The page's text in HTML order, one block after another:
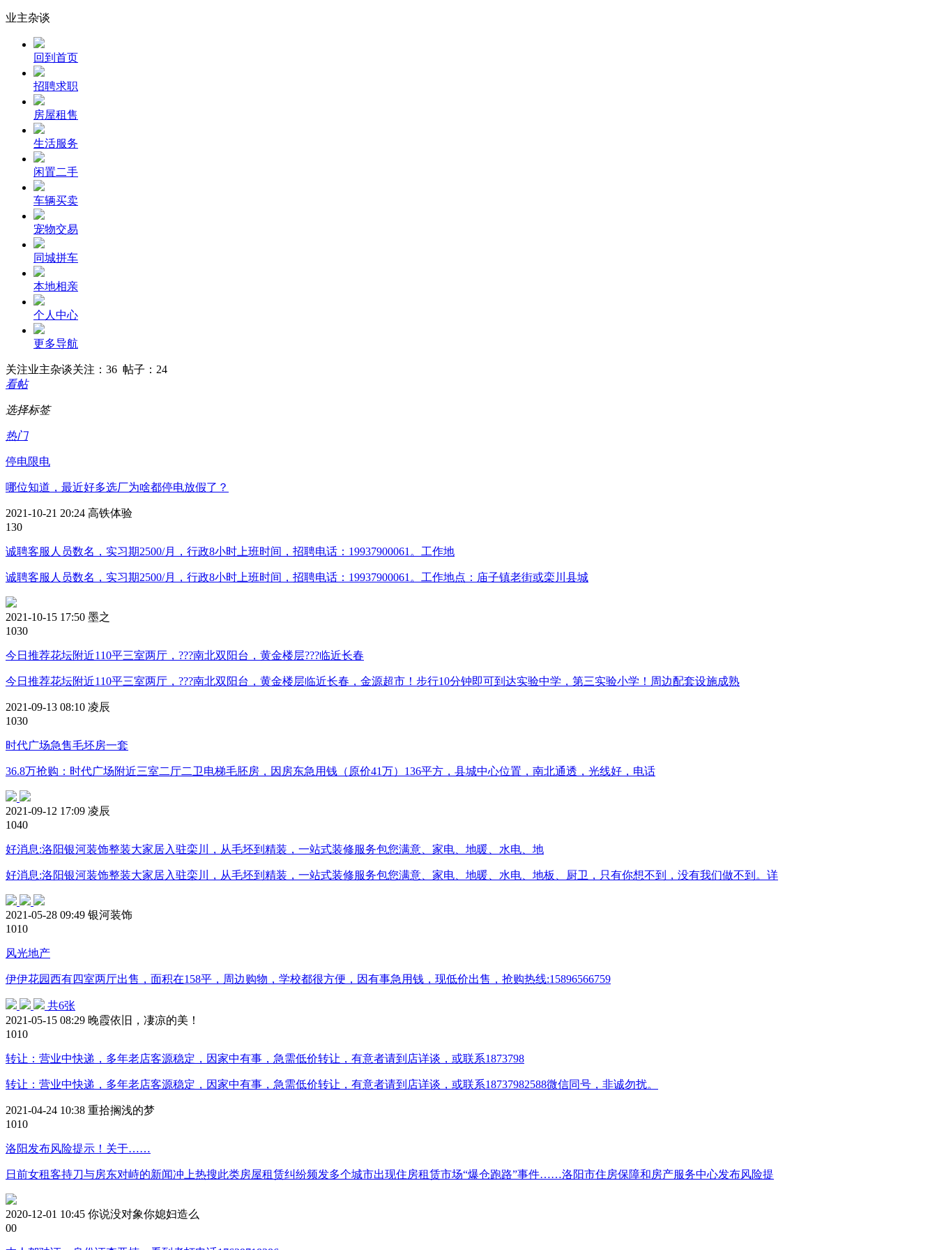
业主杂谈
回到首页
招聘求职
房屋租售
生活服务
闲置二手
车辆买卖
宠物交易
同城拼车
本地相亲
个人中心
更多导航
关注业主杂谈关注：36 帖子：24
看帖
选择标签
热门
停电限电
哪位知道，最近好多选厂为啥都停电放假了？
2021-10-21 20:24 高铁体验
130
诚聘客服人员数名，实习期2500/月，行政8小时上班时间，招聘电话：19937900061。工作地
诚聘客服人员数名，实习期2500/月，行政8小时上班时间，招聘电话：19937900061。工作地点：庙子镇老街或栾川县城
2021-10-15 17:50 墨之
1030
今日推荐花坛附近110平三室两厅，???南北双阳台，黄金楼层???临近长春
今日推荐花坛附近110平三室两厅，???南北双阳台，黄金楼层临近长春，金源超市！步行10分钟即可到达实验中学，第三实验小学！周边配套设施成熟
2021-09-13 08:10 凌辰
1030
时代广场急售毛坯房一套
36.8万抢购：时代广场附近三室二厅二卫电梯毛胚房，因房东急用钱（原价41万）136平方，县城中心位置，南北通透，光线好，电话
2021-09-12 17:09 凌辰
1040
好消息:洛阳银河装饰整装大家居入驻栾川，从毛坯到精装，一站式装修服务包您满意、家电、地暖、水电、地
好消息:洛阳银河装饰整装大家居入驻栾川，从毛坯到精装，一站式装修服务包您满意、家电、地暖、水电、地板、厨卫，只有你想不到，没有我们做不到。详
2021-05-28 09:49 银河装饰
1010
风光地产
伊伊花园西有四室两厅出售，面积在158平，周边购物，学校都很方便，因有事急用钱，现低价出售，抢购热线:15896566759
共6张
2021-05-15 08:29 晚霞依旧，凄凉的美！
1010
转让：营业中快递，多年老店客源稳定，因家中有事，急需低价转让，有意者请到店详谈，或联系1873798
转让：营业中快递，多年老店客源稳定，因家中有事，急需低价转让，有意者请到店详谈，或联系18737982588微信同号，非诚勿扰。
2021-04-24 10:38 重拾搁浅的梦
1010
洛阳发布风险提示！关于……
日前女租客持刀与房东对峙的新闻冲上热搜此类房屋租赁纠纷频发多个城市出现住房租赁市场“爆仓跑路”事件……洛阳市住房保障和房产服务中心发布风险提
2020-12-01 10:45 你说没对象你媳妇造么
00